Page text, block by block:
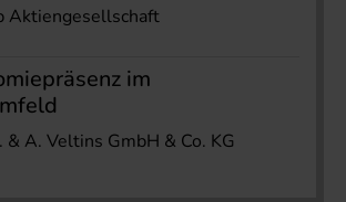
Aktiengesellschaft
im
& A. Veltins GmbH & Co. KG